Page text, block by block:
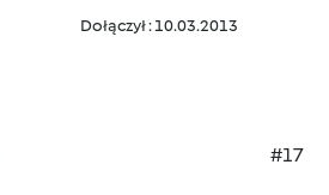
Dołączył : 10.03.2013
#17